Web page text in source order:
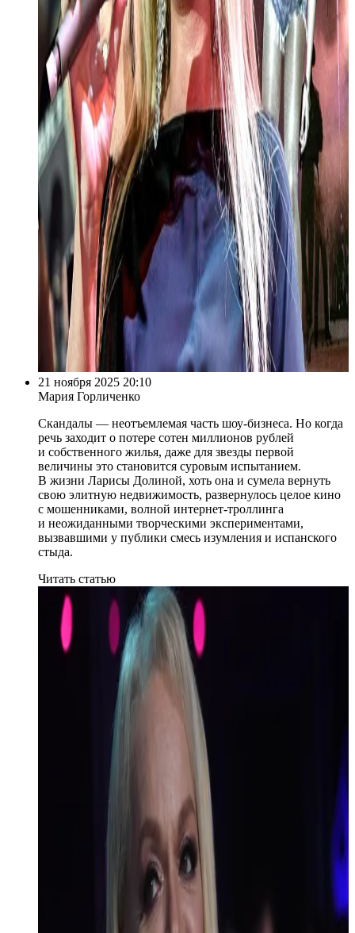
21 ноября 2025 20:10
Мария Горличенко
Скандалы — неотъемлемая часть шоу-бизнеса. Но когда
речь заходит о потере сотен миллионов рублей
и собственного жилья, даже для звезды первой
величины это становится суровым испытанием.
В жизни Ларисы Долиной, хоть она и сумела вернуть
свою элитную недвижимость, развернулось целое кино
с мошенниками, волной интернет-троллинга
и неожиданными творческими экспериментами,
вызвавшими у публики смесь изумления и испанского
стыда.
Читать статью